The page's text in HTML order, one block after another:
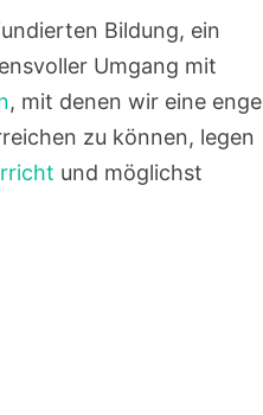
Bildung, ein
Umgang mit
, mit denen wir eine enge
zu können, legen
und möglichst